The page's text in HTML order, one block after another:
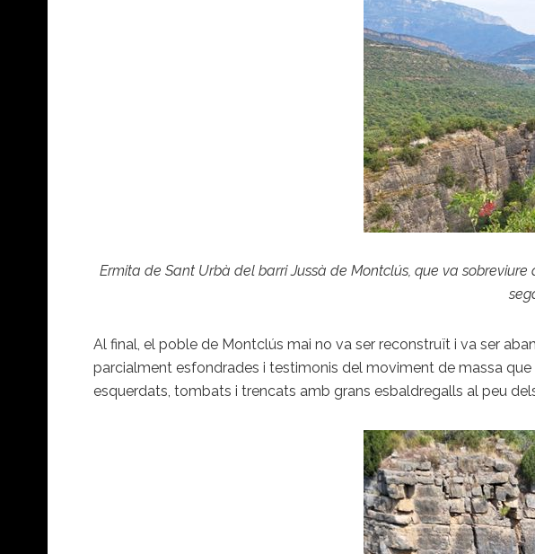
Ermita de Sant Urbà del barri Jussà de Montclús, que va
Al final, el poble de Montclús mai no va ser reconstruït i va ser
parcialment esfondrades i testimonis del moviment de massa que
esquerdats, tombats i trencats amb grans esbaldregalls al peu